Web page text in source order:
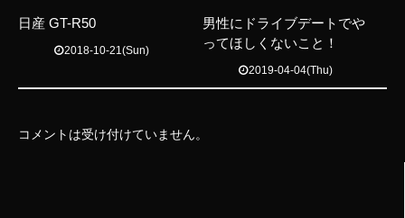
日産 GT-R50
2018-10-21(Sun)
男性にドライブデートでや
ってほしくないこと！
2019-04-04(Thu)
コメントは受け付けていません。